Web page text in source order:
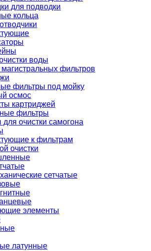
для подводки
кольца
воды
магистральных фильтров
фильтры под мойку
осмос
картриджей
фильтры
очистки самогона
к фильтрам
очистки
сетчатые
элементы
латунные